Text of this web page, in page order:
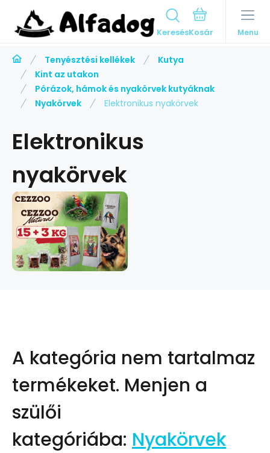
Keresés Menu
Tenyésztési kellékek
Kutya
Kint az utakon
Pórázok, hámok és nyakörvek kutyáknak
Nyakörvek
Elektronikus nyakörvek
Elektronikus
nyakörvek
A kategória nem tartalmaz
termékeket. Menjen a
szülői
kategóriába: Nyakörvek